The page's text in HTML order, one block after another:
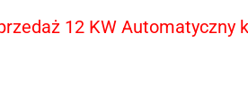
12 KW Automatyczny